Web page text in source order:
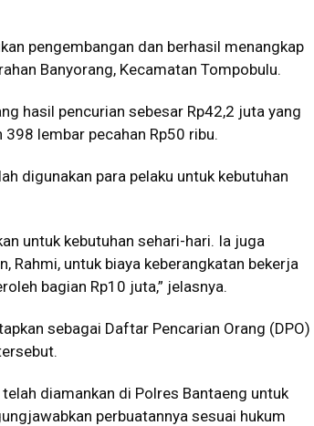
pengembangan dan berhasil menangkap
Banyorang, Kecamatan Tompobulu.
hasil pencurian sebesar Rp42,2 juta yang
lembar pecahan Rp50 ribu.
digunakan para pelaku untuk kebutuhan
untuk kebutuhan sehari-hari. Ia juga
Rahmi, untuk biaya keberangkatan bekerja
bagian Rp10 juta,” jelasnya.
sebagai Daftar Pencarian Orang (DPO)
diamankan di Polres Bantaeng untuk
perbuatannya sesuai hukum